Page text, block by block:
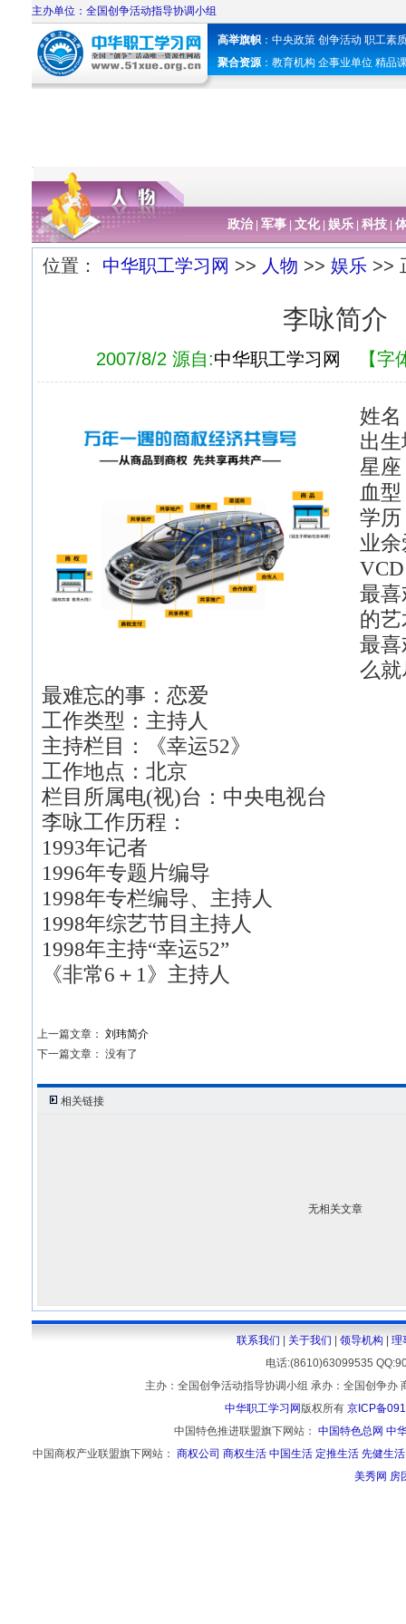
主办单位：全国创争活动指导协调小组
高举旗帜 ： 中央政策 创争活动 职工素
聚合资源： 教育机构 企事业单位 精品
政治| 军事 文化| 娱乐 科技
位置： 中华职工学习网 >> 人物 >> 娱乐 >>
李咏简介
2007/8/2 源自:中华职工学习网 【
姓
出
星
血
学
业
VCD
最
的
最
么
最难忘的事：恋爱
工作类型：主持人
主持栏目：《幸运52》
工作地点：北京
栏目所属电(视)台：中央电视台
李咏工作历程：
1993年记者
1996年专题片编导
1998年专栏编导、主持人
1998年综艺节目主持人
1998年主持“幸运52”
《非常6＋1》主持人
上一篇文章： 刘玮简介
下一篇文章： 没有了
相关链接
无相关文章
联系我们 关于我们 领导机构
理
电话:(8610)63099535
主办：全国创争活动指导协调小组 承办：全国创争
中华职工学习网 版权所有 京ICP备
中国特色推进联盟旗下网站： 中国特色总网 中
中国商权产业联盟旗下网站： 商权公司 商权生活 中国生活 定推生活 先健生活
美秀网 房